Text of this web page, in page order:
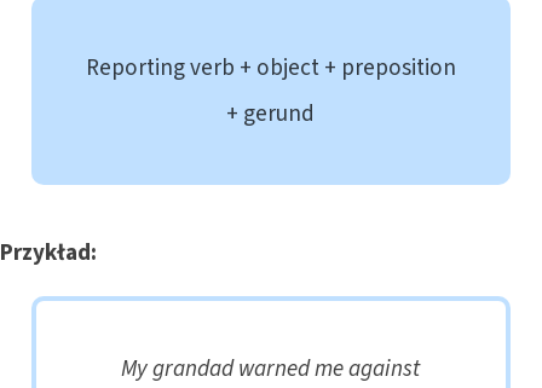
Reporting verb + object + preposition
+ gerund
Przykład:
My grandad warned me against